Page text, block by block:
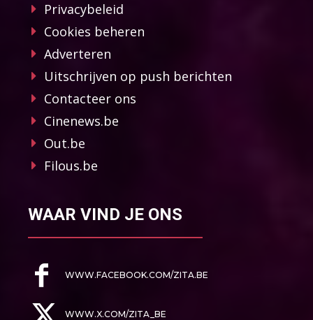
Privacybeleid
Cookies beheren
Adverteren
Uitschrijven op push berichten
Contacteer ons
Cinenews.be
Out.be
Filous.be
WAAR VIND JE ONS
WWW.FACEBOOK.COM/ZITA.BE
WWW.X.COM/ZITA_BE